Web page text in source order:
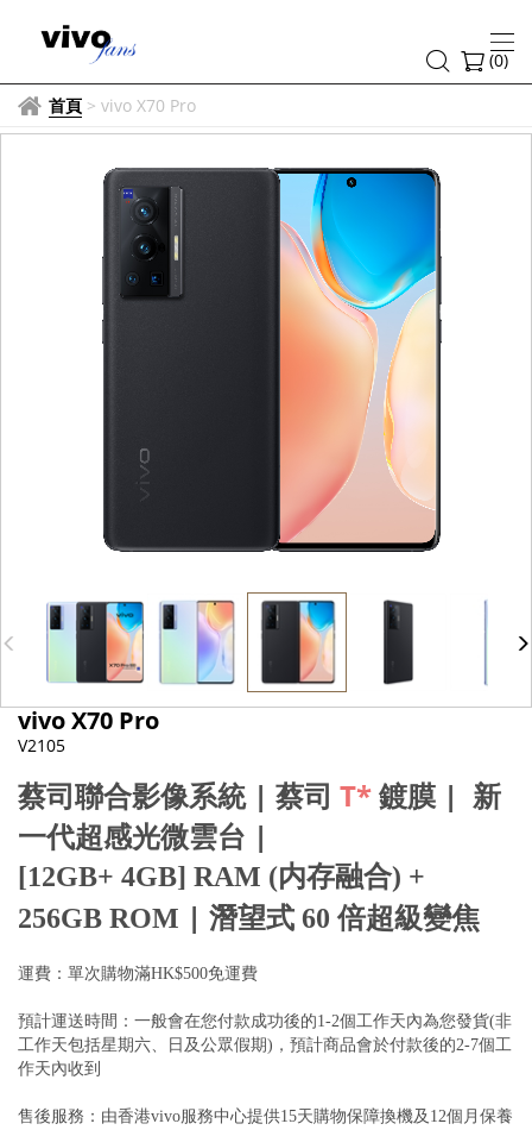
(0)
首頁 > vivo X70 Pro
vivo X70 Pro
V2105
蔡司聯合影像系統 | 蔡司 T*鍍膜 | 新
一代超感光微雲台 |
[12GB+ 4GB] RAM (内存融合) +
256GB ROM | 潛望式 60 倍超級變焦
運費：單次購物滿HK$500免運費
預計運送時間：一般會在您付款成功後的1-2個工作天內為您發貨(非
工作天包括星期六、日及公眾假期)，預計商品會於付款後的2-7個工
作天內收到
售後服務：由香港vivo服務中心提供15天購物保障換機及12個月保養